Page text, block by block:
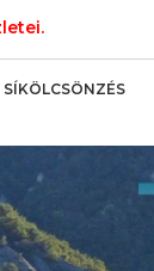
SÍKÖLCSÖNZÉS